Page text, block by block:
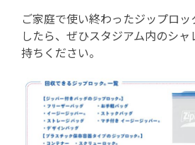
ご家庭で使い終わったジップロ
したら、ぜひスタジアム内のシ
持ちください。